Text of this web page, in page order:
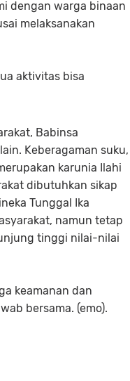
dengan warga binaan
melaksanakan
aktivitas bisa
Babinsa
Keberagaman suku,
karunia Ilahi
dibutuhkan sikap
Tunggal Ika
namun tetap
tinggi nilai-nilai
keamanan dan
bersama. (emo).